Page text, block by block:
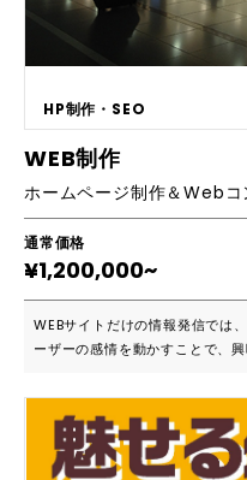
HP制作・SEO
WEB制作
通常価格
¥1,200,000~
WEBサイトだけの情報発信では
ーザーの感情を動かすことで、
アを活用しながらWEBサイト制
ト制作と併せてクライアント、
す。 TV-CM、CM動画、デジタ
港、NEXCO中日本サービスエリアでも展開中